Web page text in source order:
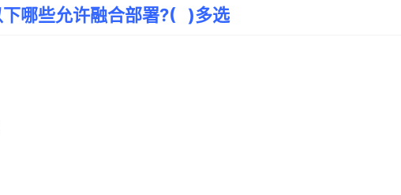
哪些允许融合部署?( )多选